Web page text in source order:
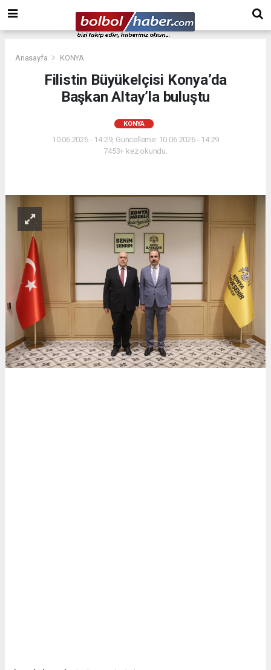
Anasayfa KONYA
Filistin Büyükelçisi Konya’da
Başkan Altay’la buluştu
KONYA
10.06.2026 - 14:29, Güncelleme: 10.06.2026 - 14:29
7453+ kez okundu.